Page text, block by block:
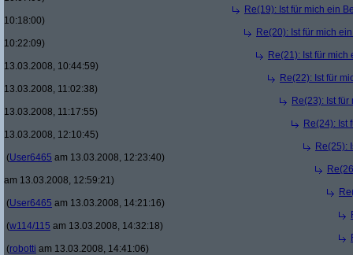
Re(19): Ist für mich ein
10:18:00)
Re(20): Ist für mich
10:22:09)
Re(21): Ist für
13.03.2008, 10:44:59)
Re(22): Ist für
13.03.2008, 11:02:38)
Re(23): Ist
13.03.2008, 11:17:55)
Re(24): Ist
13.03.2008, 12:10:45)
Re(25):
(User6465 am 13.03.2008, 12:23:40)
am 13.03.2008, 12:59:21)
(User6465 am 13.03.2008, 14:21:16)
(w114/115 am 13.03.2008, 14:32:18)
(robotti am 13.03.2008, 14:41:06)